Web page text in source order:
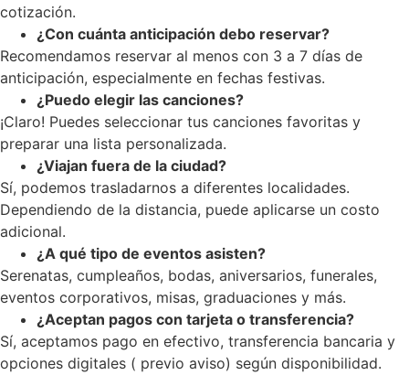
cotización.
¿Con cuánta anticipación debo reservar?
Recomendamos reservar al menos con 3 a 7 días de
anticipación, especialmente en fechas festivas.
¿Puedo elegir las canciones?
¡Claro! Puedes seleccionar tus canciones favoritas y
preparar una lista personalizada.
¿Viajan fuera de la ciudad?
Sí, podemos trasladarnos a diferentes localidades.
Dependiendo de la distancia, puede aplicarse un costo
adicional.
¿A qué tipo de eventos asisten?
Serenatas, cumpleaños, bodas, aniversarios, funerales,
eventos corporativos, misas, graduaciones y más.
¿Aceptan pagos con tarjeta o transferencia?
Sí, aceptamos pago en efectivo, transferencia bancaria y
opciones digitales ( previo aviso) según disponibilidad.